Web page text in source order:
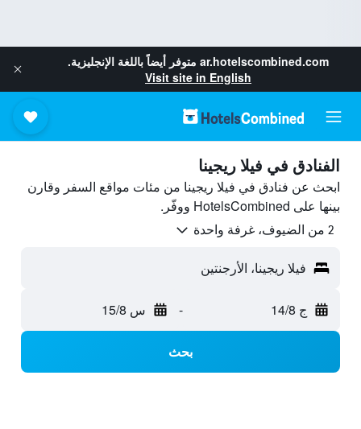
ar.hotelscombined.com متوفر أيضاً باللغة الإنجليزية.
Visit site in English
الفنادق في فيلا ريجينا
ابحث عن فنادق في فيلا ريجينا من مئات مواقع السفر وقارن
بينها على HotelsCombined ووفّر.
2 من الضيوف، غرفة واحدة
فيلا ريجينا، الأرجنتين
ج 14/8 - س 15/8
بحث